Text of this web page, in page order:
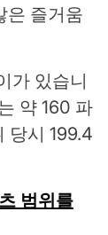
은 즐거움
가 있습니
약 160 파
당시 199.4
범위를